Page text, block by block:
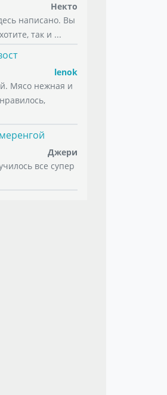
Некто
написано. Вы
так и ...
lenok
Мясо нежная и
Джери
все супер